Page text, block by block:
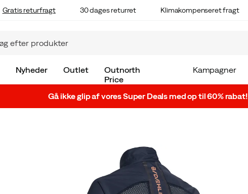
Gratis returfragt 30 dages returret Klimakompenseret fragt
Nyheder Outlet
Outnorth
Price
Kampagner
Gå ikke glip af vores Super Deals med op til 60% rabat!